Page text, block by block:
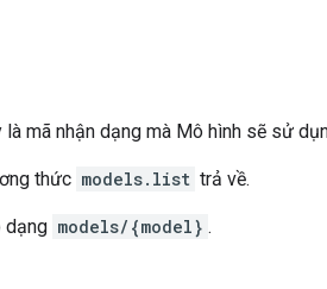
mã nhận dạng mà Mô hình sẽ sử
thức models.list trả về.
dạng models/{model} .